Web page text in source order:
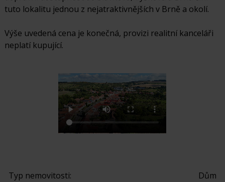
tuto lokalitu jednou z nejatraktivnějších v Brně a okolí.
Výše uvedená cena je konečná, provizi realitní kanceláři
neplatí kupující.
Typ nemovitosti:
Dům